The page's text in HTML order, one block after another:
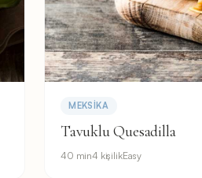
MEKSIKA
Tavuklu Quesadilla
40 min4 kişilikEasy